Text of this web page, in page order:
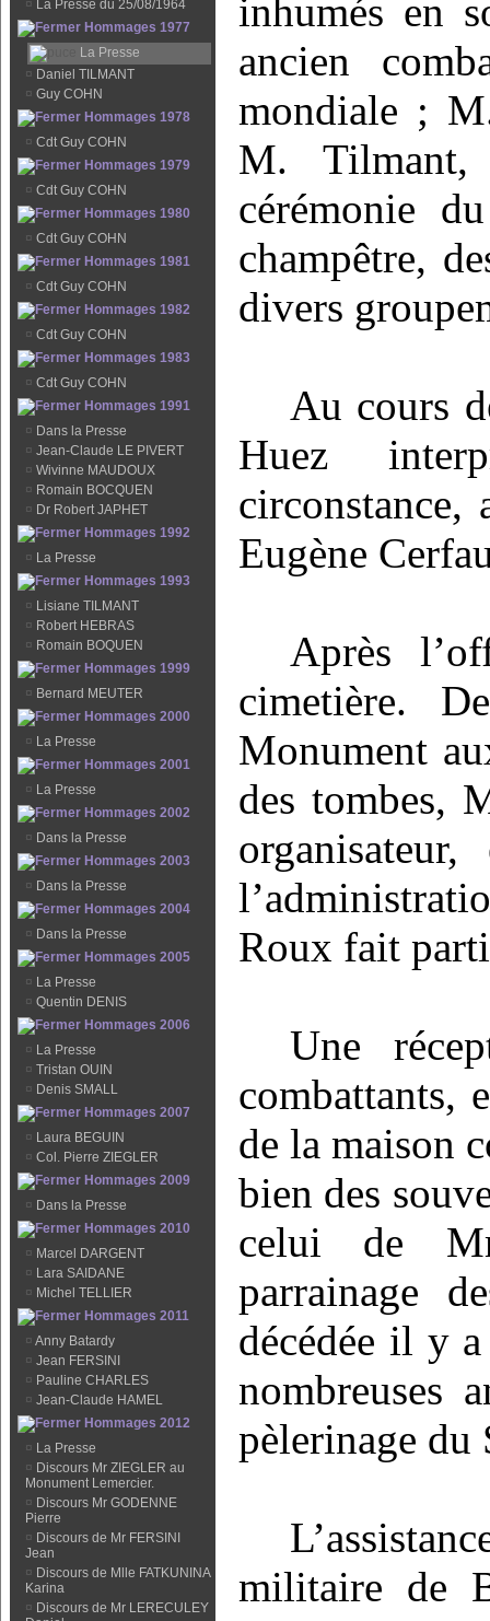
¤ La Presse du 25/08/1964
Hommages 1977
La Presse
¤ Daniel TILMANT
¤ Guy COHN
Hommages 1978
¤ Cdt Guy COHN
Hommages 1979
¤ Cdt Guy COHN
Hommages 1980
¤ Cdt Guy COHN
Hommages 1981
¤ Cdt Guy COHN
Hommages 1982
¤ Cdt Guy COHN
Hommages 1983
¤ Cdt Guy COHN
Hommages 1991
¤ Dans la Presse
¤ Jean-Claude LE PIVERT
¤ Wivinne MAUDOUX
¤ Romain BOCQUEN
¤ Dr Robert JAPHET
Hommages 1992
¤ La Presse
Hommages 1993
¤ Lisiane TILMANT
¤ Robert HEBRAS
¤ Romain BOQUEN
Hommages 1999
¤ Bernard MEUTER
Hommages 2000
¤ La Presse
Hommages 2001
¤ La Presse
Hommages 2002
¤ Dans la Presse
Hommages 2003
¤ Dans la Presse
Hommages 2004
¤ Dans la Presse
Hommages 2005
¤ La Presse
¤ Quentin DENIS
Hommages 2006
¤ La Presse
¤ Tristan OUIN
¤ Denis SMALL
Hommages 2007
¤ Laura BEGUIN
¤ Col. Pierre ZIEGLER
Hommages 2009
¤ Dans la Presse
Hommages 2010
¤ Marcel DARGENT
¤ Lara SAIDANE
¤ Michel TELLIER
Hommages 2011
¤ Anny Batardy
¤ Jean FERSINI
¤ Pauline CHARLES
¤ Jean-Claude HAMEL
Hommages 2012
¤ La Presse
¤ Discours Mr ZIEGLER au
Monument Lemercier.
¤ Discours Mr GODENNE
Pierre
¤ Discours de Mr FERSINI
Jean
¤ Discours de Mlle FATKUNINA
Karina
¤ Discours de Mr LERECULEY
inhumés en
ancien
mondiale ;
M.
cérémonie
champêtre,
divers
Au cours
Huez
circonstance,
Eugène
Après
cimetière.
Monument
des tombes,
Roux fait
Une
combattants,
de la maison
bien des
celui de
parrainage
décédée il y
nombreuses
pèlerinage du
militaire de